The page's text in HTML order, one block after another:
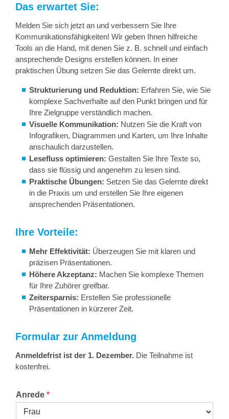
Das erwartet Sie:
Melden Sie sich jetzt an und verbessern Sie Ihre
Kommunikationsfähigkeiten! Wir geben Ihnen hilfreiche
Tools an die Hand, mit denen Sie z. B. schnell und einfach
ansprechende Designs erstellen können. In einer
praktischen Übung setzen Sie das Gelernte direkt um.
Strukturierung und Reduktion: Erfahren Sie, wie Sie
komplexe Sachverhalte auf den Punkt bringen und für
Ihre Zielgruppe verständlich machen.
Visuelle Kommunikation: Nutzen Sie die Kraft von
Infografiken, Diagrammen und Karten, um Ihre Inhalte
anschaulich darzustellen.
Lesefluss optimieren: Gestalten Sie Ihre Texte so,
dass sie flüssig und angenehm zu lesen sind.
Praktische Übungen: Setzen Sie das Gelernte direkt
in die Praxis um und erstellen Sie Ihre eigenen
ansprechenden Präsentationen.
Ihre Vorteile:
Mehr Effektivität: Überzeugen Sie mit klaren und
präzisen Präsentationen.
Höhere Akzeptanz: Machen Sie komplexe Themen
für Ihre Zuhörer greifbar.
Zeitersparnis: Erstellen Sie professionelle
Präsentationen in kürzerer Zeit.
Formular zur Anmeldung
Anmeldefrist ist der 1. Dezember. Die Teilnahme ist
kostenfrei.
Anrede *